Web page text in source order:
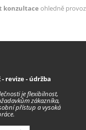
konzultace ohledně
revize - údržba
je flexibilnost,
zákazníka,
přístup a vysoká